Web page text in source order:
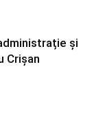
și
Crișan